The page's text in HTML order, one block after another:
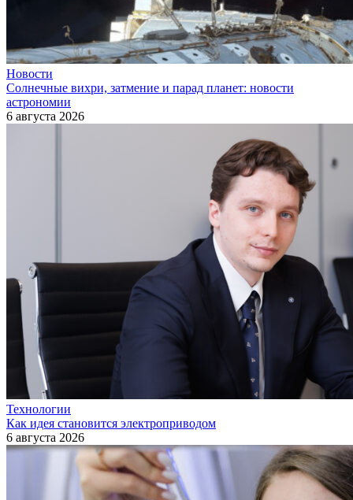
Новости
Солнечные вихри, затмение и парад планет: новости
астрономии
6 августа 2026
Технологии
Как идея становится электроприводом
6 августа 2026